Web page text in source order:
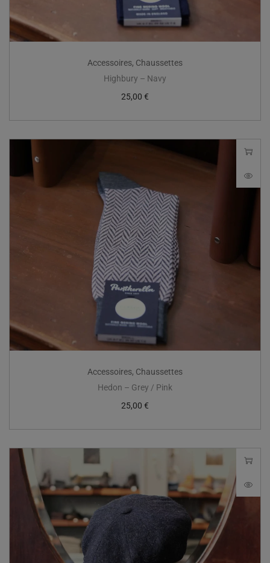
Accessoires, Chaussettes
Highbury – Navy
25,00 €
Accessoires, Chaussettes
Hedon – Grey / Pink
25,00 €